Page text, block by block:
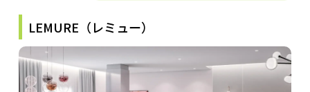
LEMURE（レミュー）